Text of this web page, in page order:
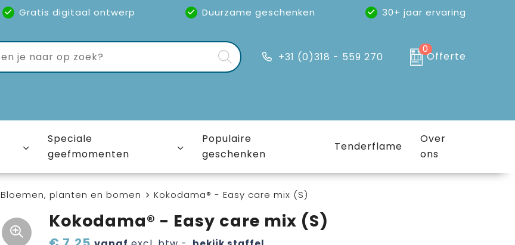
Gratis digitaal ontwerp Duurzame geschenken
30+ jaar ervaring
+31 (0)318 - 559 270
0
Offerte
Speciale
geefmomenten
Populaire
geschenken
Tenderflame
Over
ons
Bloemen, planten en bomen Kokodama® - Easy care mix (S)
Kokodama® - Easy care mix (S)